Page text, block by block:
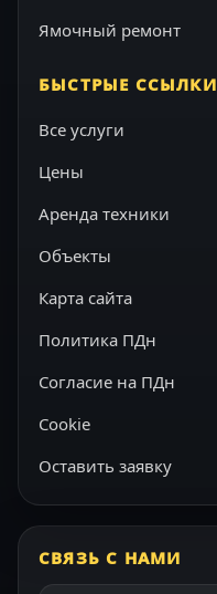
Ямочный ремонт
БЫСТРЫЕ ССЫЛКИ
Все услуги
Цены
Аренда техники
Объекты
Карта сайта
Политика ПДн
Согласие на ПДн
Cookie
Оставить заявку
СВЯЗЬ С НАМИ